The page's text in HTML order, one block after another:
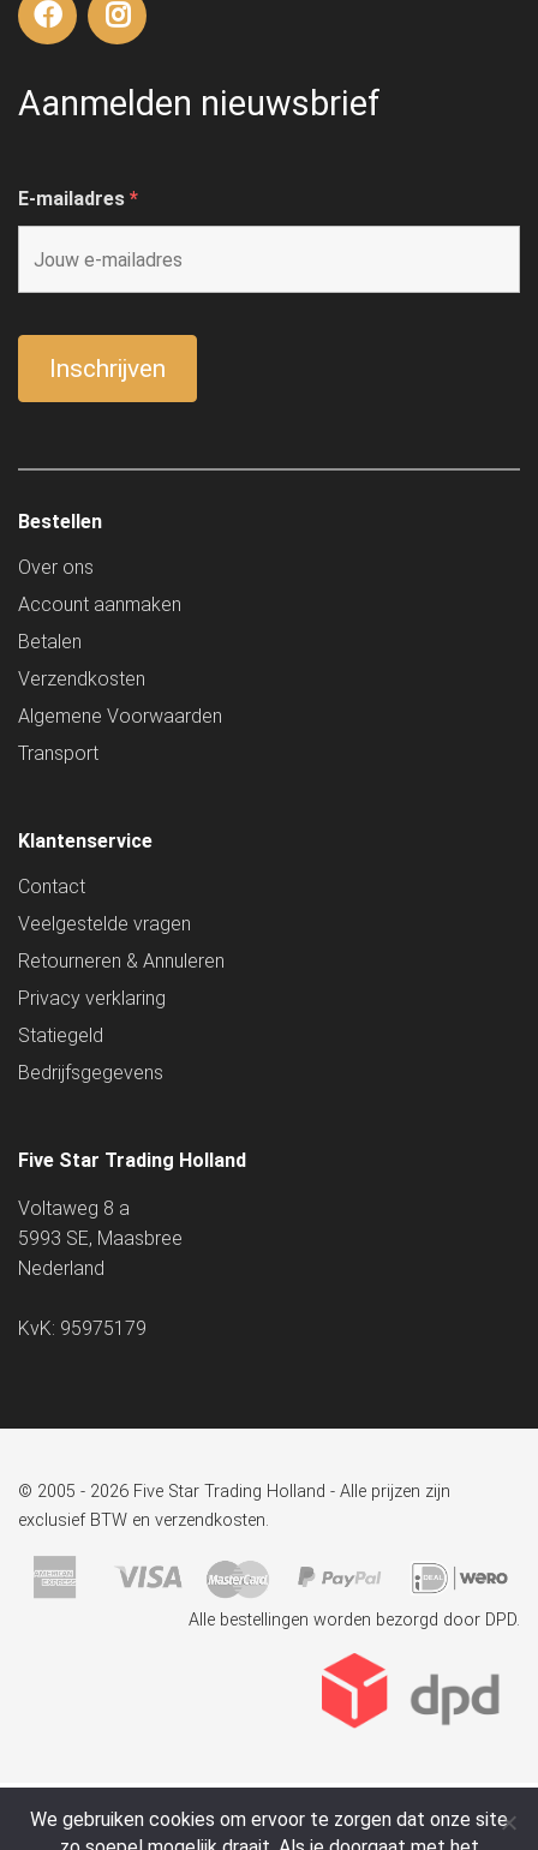
Aanmelden nieuwsbrief
E-mailadres *
Bestellen
Over ons
Account aanmaken
Betalen
Verzendkosten
Algemene Voorwaarden
Transport
Klantenservice
Contact
Veelgestelde vragen
Retourneren & Annuleren
Privacy verklaring
Statiegeld
Bedrijfsgegevens
Five Star Trading Holland
Voltaweg 8 a
5993 SE, Maasbree
Nederland
KvK: 95975179
© 2005 - 2026 Five Star Trading Holland - Alle prijzen zijn
exclusief BTW en verzendkosten.
Alle bestellingen worden bezorgd door DPD.
We gebruiken cookies om ervoor te zorgen dat onze site